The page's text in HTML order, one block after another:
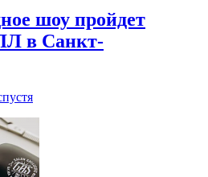
шоу пройдет
в Санкт-